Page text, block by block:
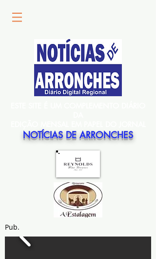
NOTÍCIAS DE ARRONCHES
Pub.